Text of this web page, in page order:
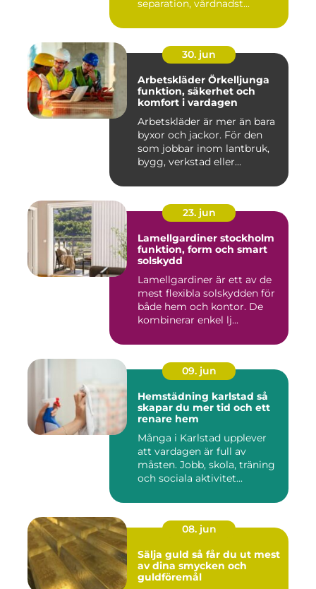
separation, vårdnadst...
30. jun
Arbetskläder Örkelljunga
funktion, säkerhet och
komfort i vardagen
Arbetskläder är mer än bara
byxor och jackor. För den
som jobbar inom lantbruk,
bygg, verkstad eller...
23. jun
Lamellgardiner stockholm
funktion, form och smart
solskydd
Lamellgardiner är ett av de
mest flexibla solskydden för
både hem och kontor. De
kombinerar enkel lj...
09. jun
Hemstädning karlstad så
skapar du mer tid och ett
renare hem
Många i Karlstad upplever
att vardagen är full av
måsten. Jobb, skola, träning
och sociala aktivitet...
08. jun
Sälja guld så får du ut mest
av dina smycken och
guldföremål